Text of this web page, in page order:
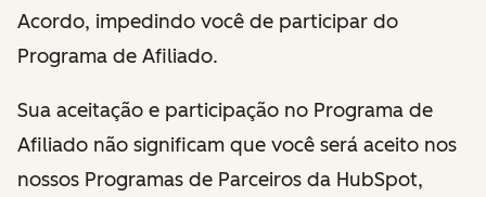
Acordo, impedindo você de participar do
Programa de Afiliado.
Sua aceitação e participação no Programa de
Afiliado não significam que você será aceito nos
nossos Programas de Parceiros da HubSpot,